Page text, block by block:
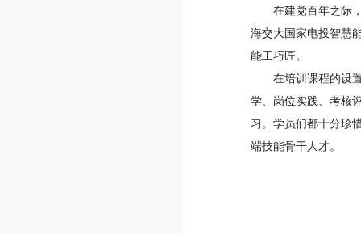
在建党百年之际
海交大国家电投智慧
能工巧匠。
在培训课程的设
学、岗位实践、考核
习。学员们都十分珍
端技能骨干人才。